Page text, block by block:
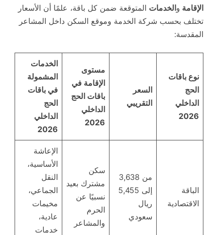
الإقامة والخدمات المتوقعة ضمن كل باقة، علمًا أن الأسعار
تختلف بحسب شركة الخدمة وموقع السكن داخل المشاعر
المقدسة:
نوع باقات
الحج
الداخلي
2026
السعر
التقريبي
مستوى
الإقامة في
باقات الحج
الداخلي
2026
الخدمات
المشمولة
في باقات
الحج
الداخلي
2026
الباقة
الاقتصادية
من 3,638
إلى 5,455
ريال
سعودي
سكن
مشترك بعيد
نسبيًا عن
الحرم
والمشاعر
الإعاشة
الأساسية،
النقل
الجماعي،
مخيمات
عادية،
خدمات